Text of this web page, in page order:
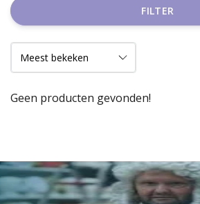
FILTER
Geen producten gevonden!